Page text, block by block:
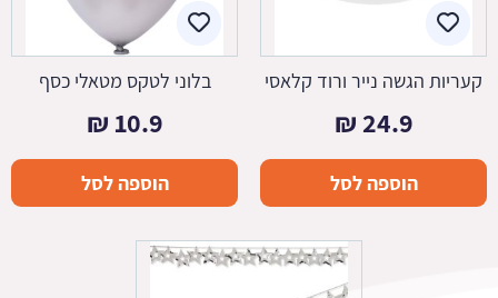
קעריות הגשה נייר ורוד קלאסי
24.9
₪
הוספה לסל
בלוני לטקס מטאלי כסף
10.9
₪
הוספה לסל